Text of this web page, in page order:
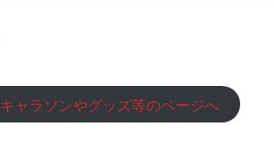
キャラソンやグッズ等のページへ